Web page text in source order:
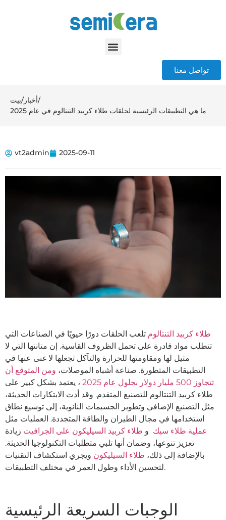
تواصل معنا
بيت/أخبار/
vt2admin 2025-09-11
طلاء كربيد التنتالوم تلعب الحلقات دورًا حيويًا في الصناعات التي
تتطلب مواد قادرة على تحمل الظروف القاسية. إن متانتها التي لا
مثيل لها ومقاومتها للحرارة والتآكل تجعلها لا غنى عنها في
التطبيقات المتطورة. صناعة أشباه الموصلات، ومن المتوقع أن
تتجاوز 500 مليار دولار بحلول عام 2025
، يعتمد بشكل كبير على
طلاء كربيد التنتالوم للتصنيع المتقدم. وقد أدت الابتكارات الحديثة،
مثل التصنيع الإضافي وتطوير الجسيمات النانوية، إلى توسيع نطاق
استخدامها في مجال الطيران والطاقة المتجددة. العمليات مثل
عملية طلاء سيك و طلاء كربيد السيليكون على الجرافيت زيادة
تعزيز تنوعها، وضمان أنها تلبي متطلبات التكنولوجيا الحديثة.
بالإضافة إلى ذلك، طلاء السيليكون ويجري استكشاف التقنيات
لتحسين الأداء وطول العمر في مختلف التطبيقات.
الوجبات السريعة الرئيسية